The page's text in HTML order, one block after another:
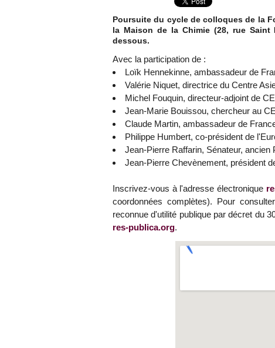
Poursuite du cycle de colloques de la
la Maison de la Chimie (28, rue Saint
dessous.
Avec la participation de :
Loïk Hennekinne, ambassadeur de
Valérie Niquet, directrice du Centre
Michel Fouquin, directeur-adjoint de
Jean-Marie Bouissou, chercheur au
Claude Martin, ambassadeur de
Philippe Humbert, co-président de
Jean-Pierre Raffarin, Sénateur, ancien
Jean-Pierre Chevènement, président
Inscrivez-vous à l'adresse électronique
coordonnées complètes). Pour
reconnue d'utilité publique par décret du
res-publica.org.